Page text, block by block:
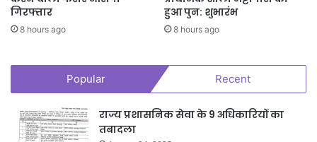
गिरफ्तार
8 hours ago
हुआ पुन: शुभारंभ
8 hours ago
Popular Recent
राज्य प्रशासनिक सेवा के 9 अधिकारियों का
तबादला